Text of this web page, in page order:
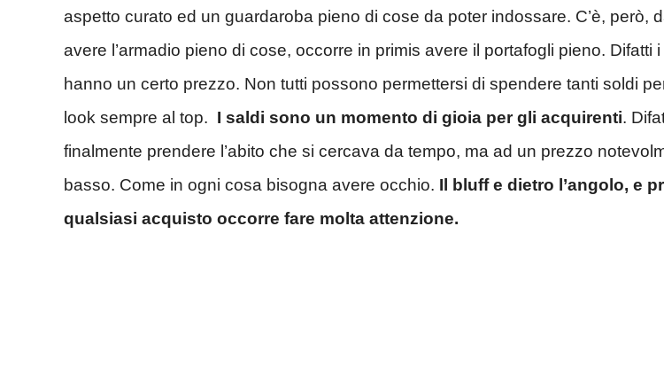
aspetto curato ed un guardaroba pieno di cose da poter indossare. C’è, però,
avere l’armadio pieno di cose, occorre in primis avere il portafogli pieno. Difatti
hanno un certo prezzo. Non tutti possono permettersi di spendere tanti soldi
look sempre al top. I saldi sono un momento di gioia per gli acquirenti.
finalmente prendere l’abito che si cercava da tempo, ma ad un prezzo
basso. Come in ogni cosa bisogna avere occhio. Il bluff e dietro l’angolo, e
qualsiasi acquisto occorre fare molta attenzione.